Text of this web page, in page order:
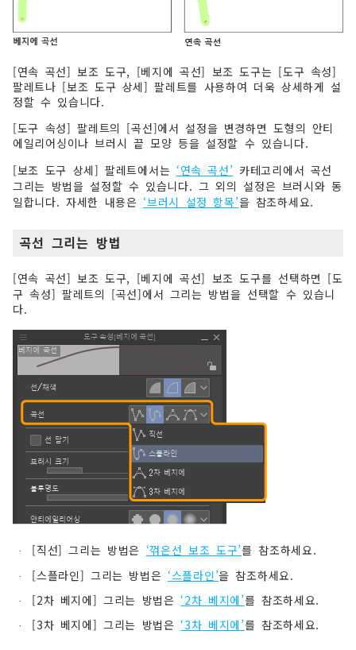
[연속 곡선] 보조 도구, [베지에 곡선] 보조 도구는 [도구 속성]
팔레트나 [보조 도구 상세] 팔레트를 사용하여 더욱 상세하게 설
정할 수 있습니다.
[도구 속성] 팔레트의 [곡선]에서 설정을 변경하면 도형의 안티
에일리어싱이나 브러시 끝 모양 등을 설정할 수 있습니다.
[보조 도구 상세] 팔레트에서는 ‘연속 곡선’ 카테고리에서 곡선
그리는 방법을 설정할 수 있습니다. 그 외의 설정은 브러시와 동
일합니다. 자세한 내용은 ‘브러시 설정 항목’을 참조하세요.
곡선 그리는 방법
[연속 곡선] 보조 도구, [베지에 곡선] 보조 도구를 선택하면 [도
구 속성] 팔레트의 [곡선]에서 그리는 방법을 선택할 수 있습니
다.
· [직선] 그리는 방법은 ‘꺾은선 보조 도구’를 참조하세요.
· [스플라인] 그리는 방법은 ‘스플라인’을 참조하세요.
· [2차 베지에] 그리는 방법은 ‘2차 베지에’를 참조하세요.
· [3차 베지에] 그리는 방법은 ‘3차 베지에’를 참조하세요.